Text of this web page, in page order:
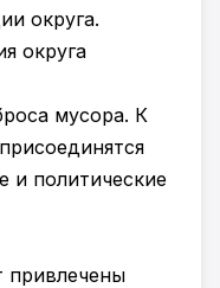
округа.
округа
мусора. К
и политические
привлечены